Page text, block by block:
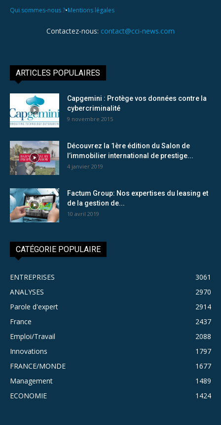
Qui sommes-nous ?•Mentions légales
Contactez-nous: contact@cci-news.com
ARTICLES POPULAIRES
Capgemini : Protège vos données contre la
cybercriminalité
9 novembre 2015
Découvrez la 1ère édition du Salon de
l’immobilier international de prestige...
4 janvier 2019
Factum Group: Nos expertises du leasing et
de la gestion de...
10 avril 2019
CATÉGORIE POPULAIRE
ENTREPRISES
3061
ANALYSES
2970
Parole d'expert
2914
France
2437
Emploi/Travail
2088
Innovations
1797
FRANCE/MONDE
1677
Management
1489
ECONOMIE
1424